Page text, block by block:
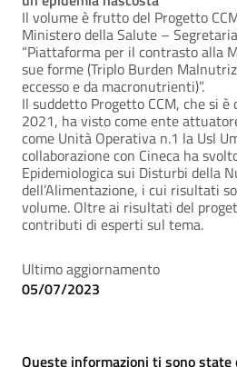
Il volume è frutto del Progetto
Ministero della Salute –
“Piattaforma per il contrasto alla
sue forme (Triplo Burden
eccesso e da macronutrienti)”.
Il suddetto Progetto CCM, che si
2021, ha visto come ente
come Unità Operativa n.1 la Usl
collaborazione con Cineca ha
Epidemiologica sui Disturbi della
dell’Alimentazione, i cui risultati
volume. Oltre ai risultati del
contributi di esperti sul tema.
Ultimo aggiornamento
05/07/2023
Queste informazioni ti sono state